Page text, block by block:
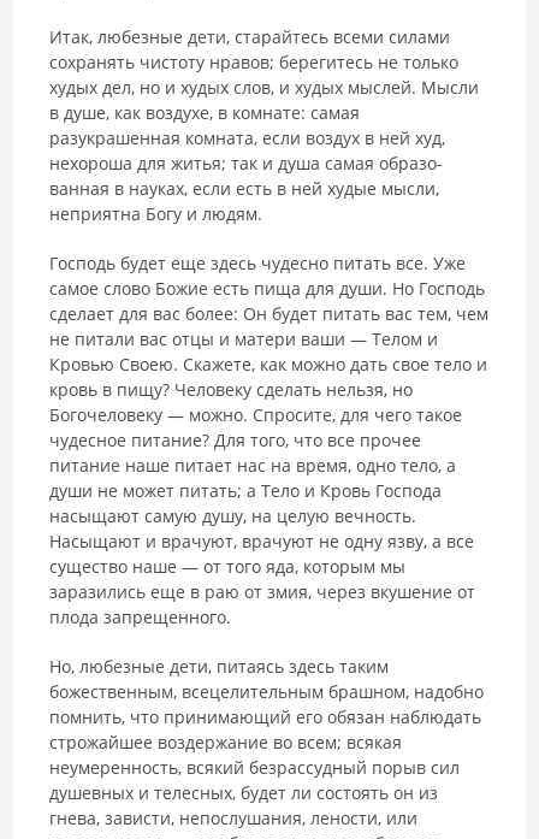
Итак, любезные дети, старайтесь всеми силами
сохранять чистоту нравов; берегитесь не только
худых дел, но и худых слов, и худых мыс­лей. Мысли
в душе, как воздухе, в комнате: самая
разукрашенная комна­та, если воздух в ней худ,
нехороша для житья; так и душа самая образо­
ванная в науках, если есть в ней худые мысли,
неприятна Богу и людям.
Господь будет еще здесь чудесно питать все. Уже
самое слово Божие есть пища для души. Но Господь
сделает для вас более: Он будет питать вас тем, чем
не питали вас отцы и матери ваши — Телом и
Кровью Своею. Скажете, как можно дать свое тело и
кровь в пищу? Человеку сделать нельзя, но
Богочеловеку — можно. Спросите, для чего такое
чудесное питание? Для того, что все прочее
питание наше питает нас на время, одно тело, а
души не может питать; а Тело и Кровь Господа
насыщают самую душу, на целую вечность.
Насыщают и врачуют, врачуют не одну язву, а все
существо наше — от того яда, которым мы
заразились еще в раю от змия, через вкушение от
плода запрещенного.
Но, любезные дети, питаясь здесь таким
божественным, всецелительным брашном, надобно
помнить, что принимающий его обязан наблю­дать
строжайшее воздержание во всем; всякая
неумеренность, всякий безрассудный порыв сил
душевных и телесных, будет ли состоять он из
гнева, зависти, непослушания, лености, или